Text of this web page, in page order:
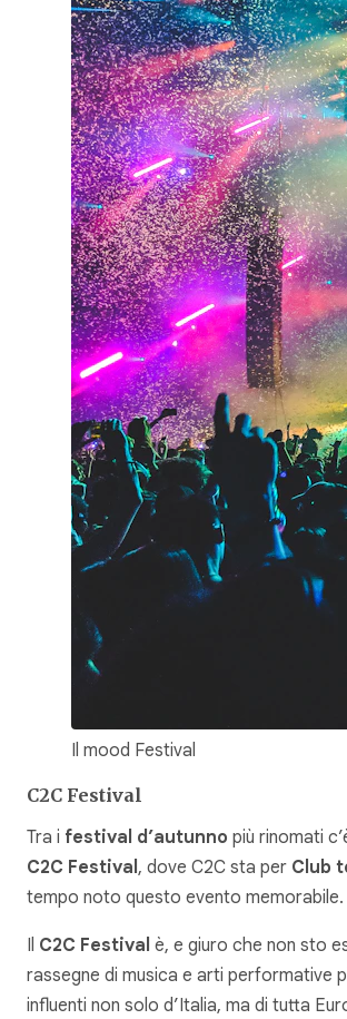
Il mood Festival
C2C Festival
Tra i festival d’autunno più rinomati
C2C Festival, dove C2C sta per Club
tempo noto questo evento memorabile.
Il C2C Festival è, e giuro che non sto
rassegne di musica e arti performative
influenti non solo d’Italia, ma di tutta